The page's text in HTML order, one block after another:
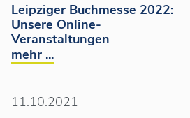
Leipziger Buchmesse 2022:
Unsere Online-
Veranstaltungen
mehr ...
11.10.2021